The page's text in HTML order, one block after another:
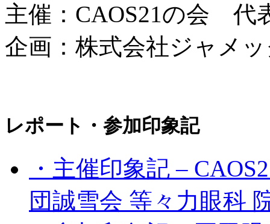
主催：CAOS21の会
企画：株式会社ジャ
レポート・参加印象記
・主催印象記 –
団誠雪会 等々力眼科